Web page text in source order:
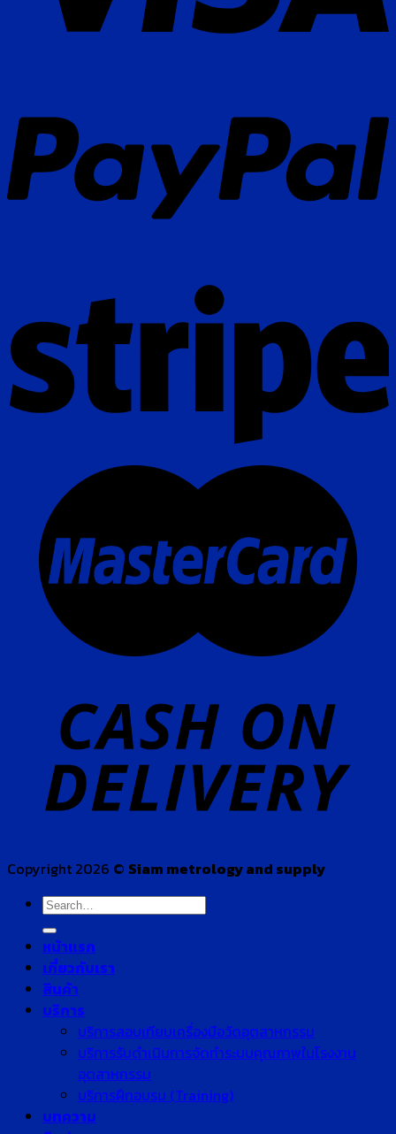
Copyright 2026 © Siam metrology and supply
Search
for:
หน้าแรก
เกี่ยวกับเรา
สินค้า
บริการ
บริการสอบเทียบเครื่องมือวัดอุตสาหกรรม
บริการรับดำเนินการจัดทำระบบคุณภาพในโรงงาน
อุตสาหกรรม
บริการฝึกอบรม (Training)
บทความ